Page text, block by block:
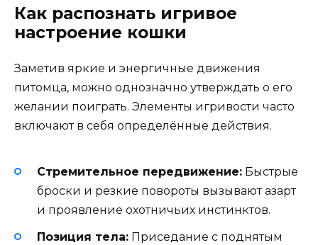
Как распознать игривое
настроение кошки
Заметив яркие и энергичные движения
питомца, можно однозначно утверждать о его
желании поиграть. Элементы игривости часто
включают в себя определённые действия.
Стремительное передвижение: Быстрые
броски и резкие повороты вызывают азарт
и проявление охотничьих инстинктов.
Позиция тела: Приседание с поднятым